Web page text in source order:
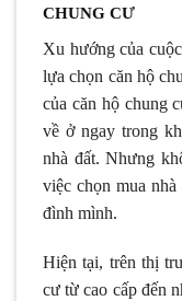
CHUNG CƯ
Xu hướng của
lựa chọn căn hộ
của căn hộ chung
về ở ngay trong
nhà đất. Nhưng
việc chọn mua
đình mình.
Hiện tại, trên thị
cư từ cao cấp đến